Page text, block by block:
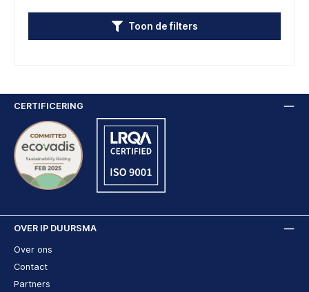
Toon de filters
OVER IP DUURSMA
Over ons
Contact
Partners
CERTIFICERING